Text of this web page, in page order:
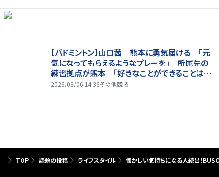
【バドミントン】山口茜 熊本に勇気届ける 「元
気になってもらえるようなプレーを」 所属先の
練習拠点が熊本 「好きなことができることは当
たり前じゃない」
2026/08/06 14:36その他競技
TOP 話題の投稿 ライフスタイル 懐かしい気持ちになる人続出！